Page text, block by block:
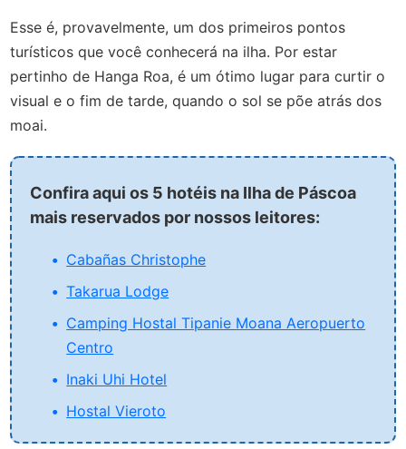
Esse é, provavelmente, um dos primeiros pontos
turísticos que você conhecerá na ilha. Por estar
pertinho de Hanga Roa, é um ótimo lugar para curtir o
visual e o fim de tarde, quando o sol se põe atrás dos
moai.
Confira aqui os 5 hotéis na Ilha de Páscoa
mais reservados por nossos leitores:
Cabañas Christophe
Takarua Lodge
Camping Hostal Tipanie Moana Aeropuerto
Centro
Inaki Uhi Hotel
Hostal Vieroto